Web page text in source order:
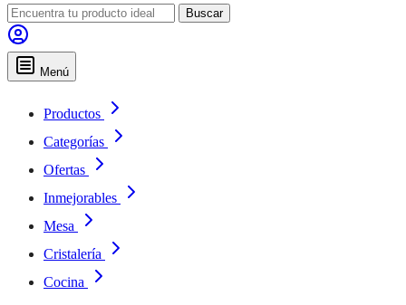
Buscar
Menú
Productos
Categorías
Ofertas
Inmejorables
Mesa
Cristalería
Cocina